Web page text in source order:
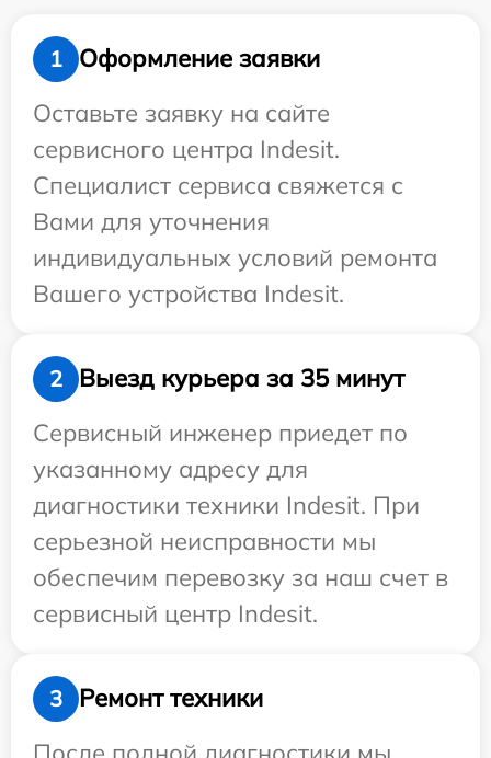
1
Оформление заявки
Оставьте заявку на сайте
сервисного центра Indesit.
Специалист сервиса свяжется с
Вами для уточнения
индивидуальных условий ремонта
Вашего устройства Indesit.
2
Выезд курьера за 35 минут
Сервисный инженер приедет по
указанному адресу для
диагностики техники Indesit. При
серьезной неисправности мы
обеспечим перевозку за наш счет в
сервисный центр Indesit.
3
Ремонт техники